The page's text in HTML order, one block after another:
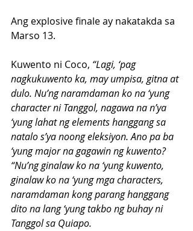
Ang explosive finale ay nakatakda sa
Marso 13.
Kuwento ni Coco, “Lagi, ‘pag
nagkukuwento ka, may umpisa, gitna at
dulo. Nu’ng naramdaman ko na ‘yung
character ni Tanggol, nagawa na n’ya
‘yung lahat ng elements hanggang sa
natalo s’ya noong eleksiyon. Ano pa ba
‘yung major na gagawin ng kuwento?
“Nu’ng ginalaw ko na ‘yung kuwento,
ginalaw ko na ‘yung mga characters,
naramdaman kong parang hanggang
dito na lang ‘yung takbo ng buhay ni
Tanggol sa Quiapo.